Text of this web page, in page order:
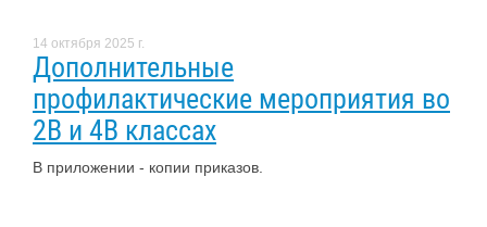
14 октября 2025 г.
Дополнительные
профилактические мероприятия во
2В и 4В классах
В приложении - копии приказов.